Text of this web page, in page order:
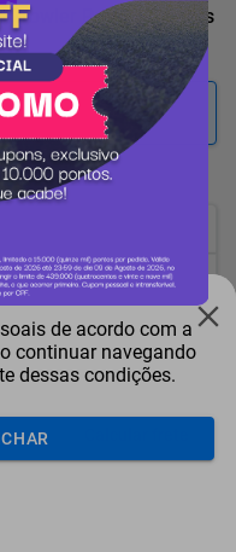
Growler Preto 1,9 Litros
de acordo com a
continuar navegando
dessas condições.